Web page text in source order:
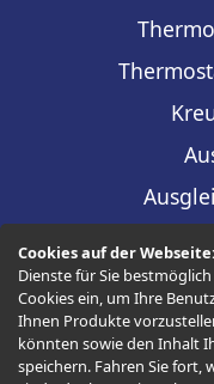
Cookies auf der
Dienste für Sie
Cookies ein, um Ihre
Ihnen Produkte
könnten sowie den Inhalt
speichern. Fahren Sie fort,
© 2026 -